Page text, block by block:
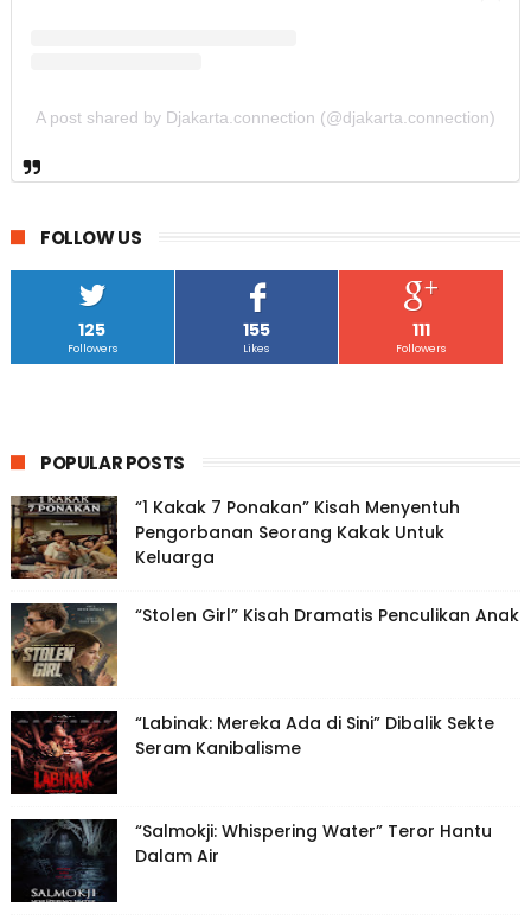
A post shared by Djakarta.connection (@djakarta.connection)
FOLLOW US
125
Followers
155
Likes
111
Followers
POPULAR POSTS
“1 Kakak 7 Ponakan” Kisah Menyentuh
Pengorbanan Seorang Kakak Untuk
Keluarga
“Stolen Girl” Kisah Dramatis Penculikan Anak
“Labinak: Mereka Ada di Sini” Dibalik Sekte
Seram Kanibalisme
“Salmokji: Whispering Water” Teror Hantu
Dalam Air